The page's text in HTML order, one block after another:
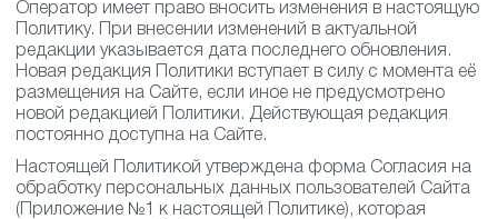
Оператор имеет право вносить изменения в настоящую
Политику. При внесении изменений в актуальной
редакции указывается дата последнего обновления.
Новая редакция Политики вступает в силу с момента её
размещения на Сайте, если иное не предусмотрено
новой редакцией Политики. Действующая редакция
постоянно доступна на Сайте.
Настоящей Политикой утверждена форма Согласия на
обработку персональных данных пользователей Сайта
(Приложение №1 к настоящей Политике), которая